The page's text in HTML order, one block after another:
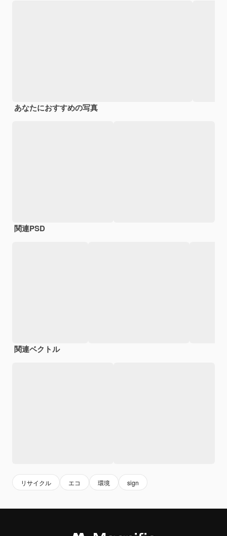
あなたにおすすめの写真
関連PSD
関連ベクトル
リサイクル エコ 環境 sign